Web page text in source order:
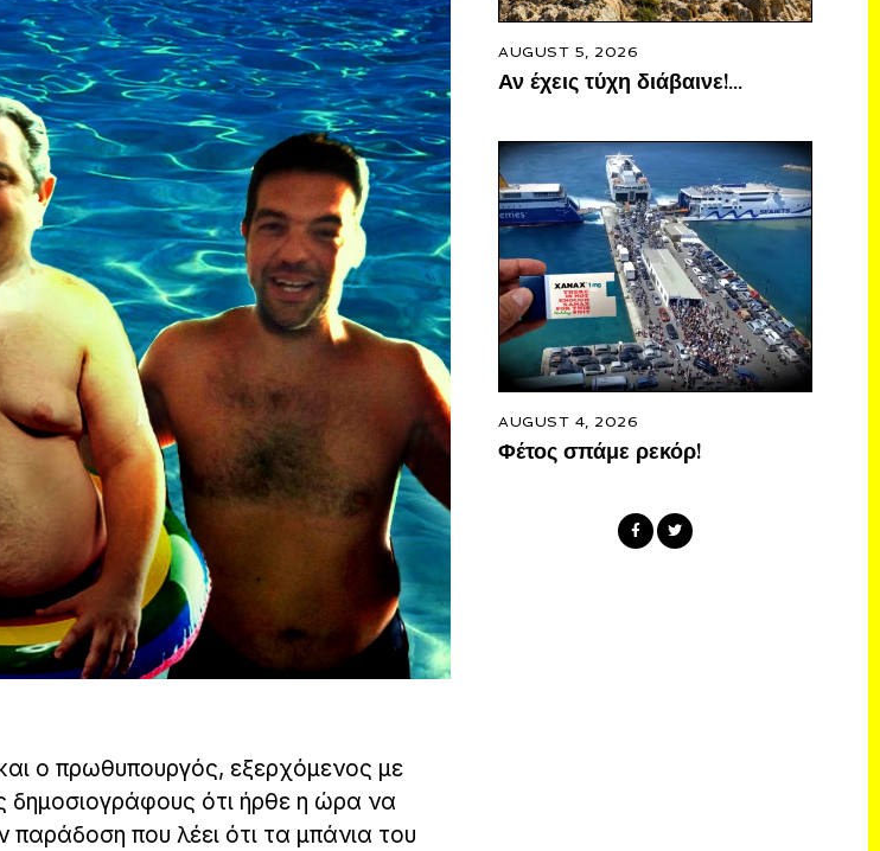
ο πρωθυπουργός, εξερχόμενος με
δημοσιογράφους ότι ήρθε η ώρα να
που λέει ότι τα μπάνια του
AUGUST 5, 2026
Αν έχεις τύχη διάβαινε!…
AUGUST 4, 2026
Φέτος σπάμε ρεκόρ!